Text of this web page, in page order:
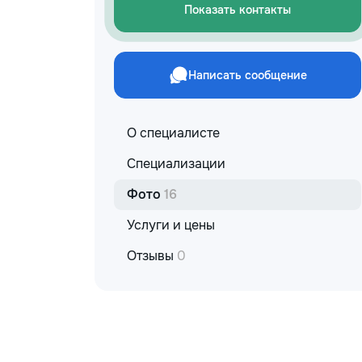
Показать контакты
Написать сообщение
О специалисте
Специализации
Фото 16
Услуги и цены
Отзывы 0